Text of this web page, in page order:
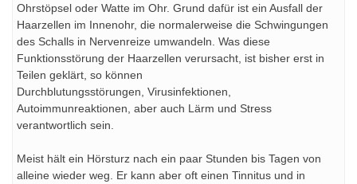
Ohrstöpsel oder Watte im Ohr. Grund dafür ist ein Ausfall der
Haarzellen im Innenohr, die normalerweise die Schwingungen
des Schalls in Nervenreize umwandeln. Was diese
Funktionsstörung der Haarzellen verursacht, ist bisher erst in
Teilen geklärt, so können
Durchblutungsstörungen, Virusinfektionen,
Autoimmunreaktionen, aber auch Lärm und Stress
verantwortlich sein.
Meist hält ein Hörsturz nach ein paar Stunden bis Tagen von
alleine wieder weg. Er kann aber oft einen Tinnitus und in